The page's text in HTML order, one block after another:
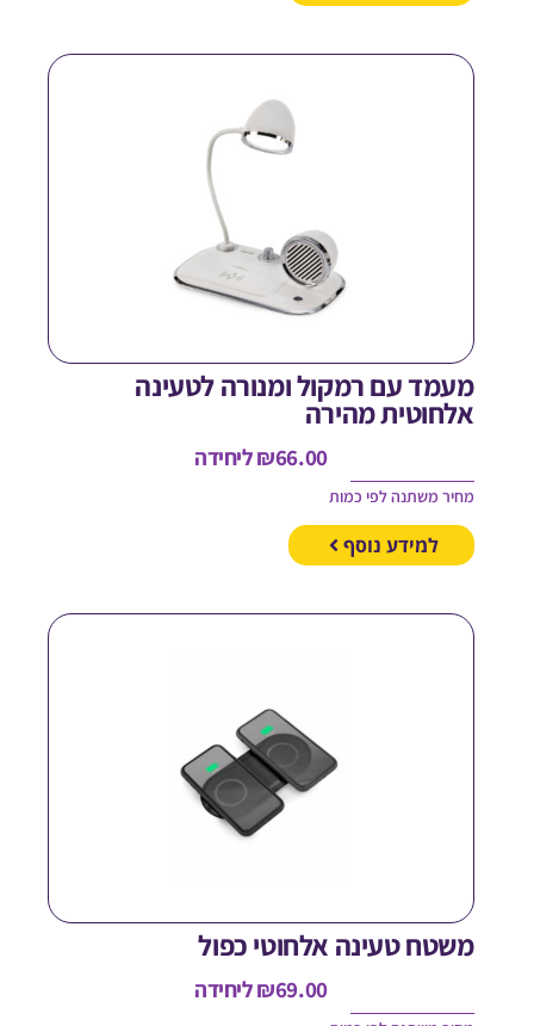
עם רמקול ומנורה לטעינה
מהירה
₪ליחידה
משתנה לפי כמות
למידע נוסף
טעינה אלחוטי כפול
₪ליחידה